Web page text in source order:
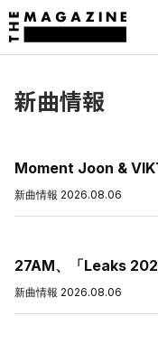
新曲情報
Moment Joon &
新曲情報 2026.08.06
27AM、「Leaks
新曲情報 2026.08.06